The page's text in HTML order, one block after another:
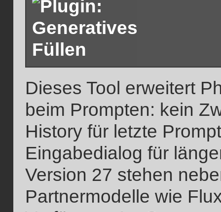
Dieses Tool erweitert
beim Prompten: kein
History für letzte
Eingabedialog für
Version 27 stehen
Partnermodelle wie